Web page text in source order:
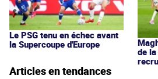
Le PSG tenu en échec avant
la Supercoupe d'Europe
de
Articles en tendances